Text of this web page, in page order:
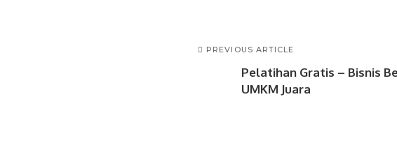
PREVIOUS ARTICLE
Pelatihan Gratis – Bisnis
UMKM Juara